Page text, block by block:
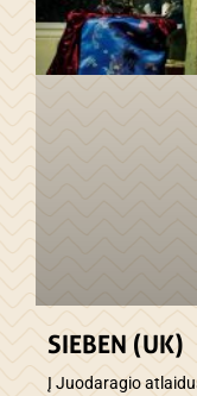
SIEBEN (UK)
Į Juodaragio